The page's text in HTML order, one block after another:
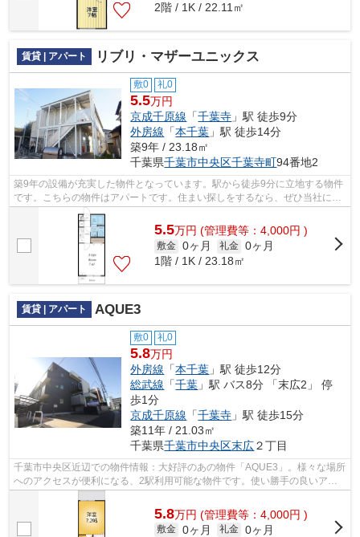
2階 / 1K / 22.11㎡
賃貸 | アパート リブリ・マザーユニックス
敷0 礼0
5.5万円
京成千原線 「千葉寺 」駅 徒歩9分
外房線 「本千葉 」駅 徒歩14分
築9年 / 23.18㎡
千葉県千葉市中央区千葉寺町94番地2
築9年の設備が充実した物件となっています。駅から徒歩9分に立地する物件
です。こちらの物件はアパートです。住まい探しをするなら、ぜひ当社にお
任せ下さい。当社は豊富な賃貸物件を...
5.5万円 (管理費等：4,000円 )
敷金 0ヶ月 礼金 0ヶ月
1階 / 1K / 23.18㎡
賃貸 | アパート AQUE3
敷0 礼0
5.8万円
外房線 「本千葉 」駅 徒歩12分
総武線 「千葉 」駅 バス8分 「末広2」 停
歩1分
京成千原線 「千葉寺 」駅 徒歩15分
築11年 / 21.03㎡
千葉県千葉市中央区末広２丁目
千葉市中央区近辺での物件情報：大好評のあの物件「AQUE3」。様々な場所
へのアクセスが便利になる、2駅利用可能な物件です。使い勝手の良いアパ
5.8万円 (管理費等：4,000円 )
敷金 0ヶ月 礼金 0ヶ月